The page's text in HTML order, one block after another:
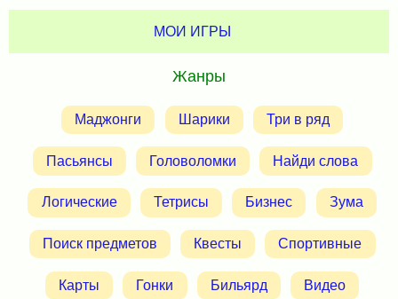
МОИ ИГРЫ
Жанры
Маджонги Шарики Три в ряд
Пасьянсы Головоломки Найди слова
Логические Тетрисы Бизнес Зума
Поиск предметов Квесты Спортивные
Карты Гонки Бильярд Видео